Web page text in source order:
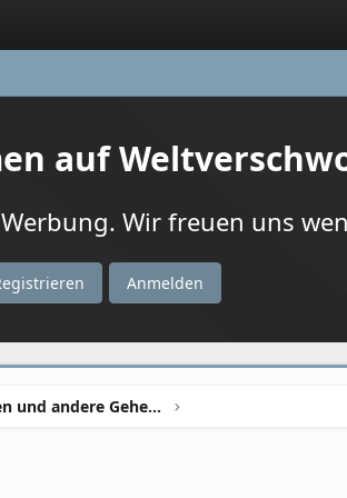
auf
Wir freuen uns
Anmelden
Freimaurer, Illuminaten und andere Geheimbünde